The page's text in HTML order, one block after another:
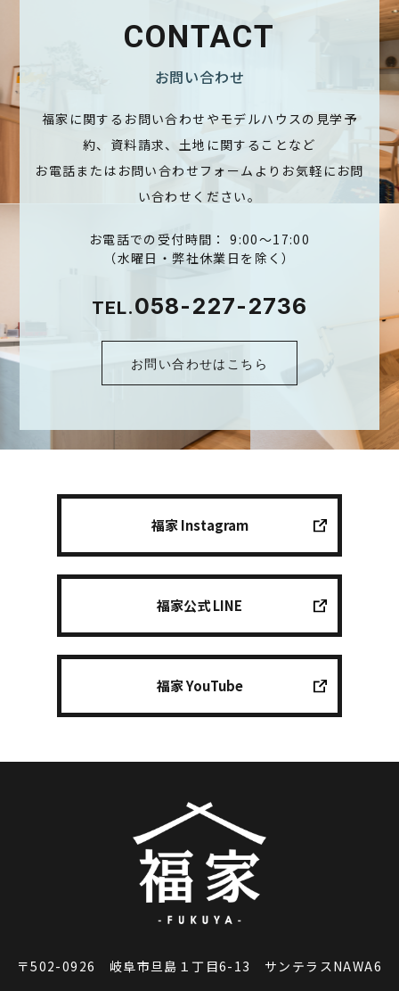
CONTACT
お問い合わせ
福家に関するお問い合わせやモデルハウスの見学予
約、資料請求、土地に関することなど
お電話またはお問い合わせフォームよりお気軽にお問
い合わせください。
お電話での受付時間： 9:00～17:00
（水曜日・弊社休業日を除く）
TEL.058-227-2736
お問い合わせはこちら
福家 Instagram
福家公式 LINE
福家 YouTube
〒502-0926 岐阜市旦島１丁目6-13 サンテラスNAWA6